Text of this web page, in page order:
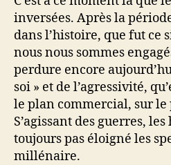
inversées. Après la
dans l’histoire, que fut ce
nous nous sommes
perdure encore
soi » et de l’agressivité,
le plan commercial, sur
S’agissant des guerres,
toujours pas éloigné les
millénaire.